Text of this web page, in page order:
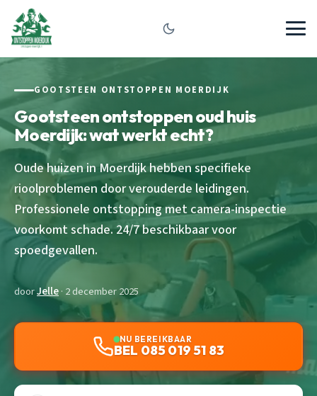
GOOTSTEEN ONTSTOPPEN MOERDIJK
Gootsteen ontstoppen oud huis
Moerdijk: wat werkt echt?
Oude huizen in Moerdijk hebben specifieke
rioolproblemen door verouderde leidingen.
Professionele ontstopping met camera-inspectie
voorkomt schade. 24/7 beschikbaar voor
spoedgevallen.
doorJelle· 2 december 2025
NU BEREIKBAAR
BEL 085 019 51 83